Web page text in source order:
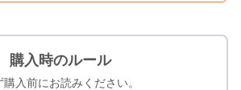
購入時のルール
購入前にお読みください。